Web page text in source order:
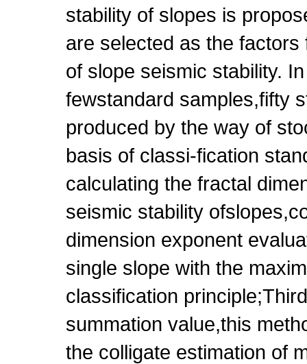
stability of slopes is
are selected as the
of slope seismic stability.
fewstandard samples,fifty
produced by the way of
basis of classi-fication
calculating the fractal
seismic stability
dimension exponent
single slope with the
classification
summation value,this
the colligate estimation of